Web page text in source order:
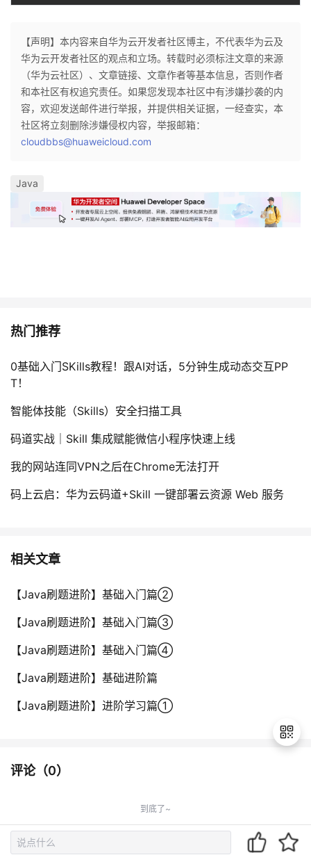
【声明】本内容来自华为云开发者社区博主，不代表华为云及
华为云开发者社区的观点和立场。转载时必须标注文章的来源
（华为云社区）、文章链接、文章作者等基本信息，否则作者
和本社区有权追究责任。如果您发现本社区中有涉嫌抄袭的内
容，欢迎发送邮件进行举报，并提供相关证据，一经查实，本
社区将立刻删除涉嫌侵权内容，举报邮箱：
cloudbbs@huaweicloud.com
Java
热门推荐
0基础入门SKills教程！跟AI对话，5分钟生成动态交互PP
T！
智能体技能（Skills）安全扫描工具
码道实战｜Skill 集成赋能微信小程序快速上线
我的网站连同VPN之后在Chrome无法打开
码上云启：华为云码道+Skill 一键部署云资源 Web 服务
相关文章
【Java刷题进阶】基础入门篇②
【Java刷题进阶】基础入门篇③
【Java刷题进阶】基础入门篇④
【Java刷题进阶】基础进阶篇
【Java刷题进阶】进阶学习篇①
评论（0）
到底了~